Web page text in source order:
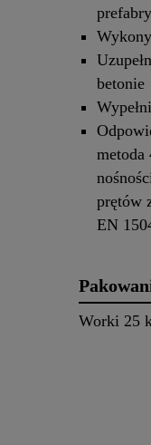
betonie
metoda
prętów
EN
Worki 25